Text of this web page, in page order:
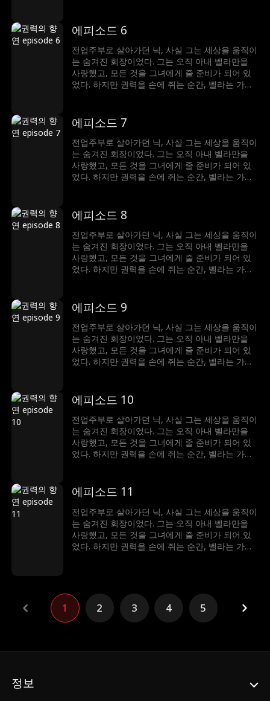
나였다는 것. 아무도 그의 정체를 믿지 않던 그 순
간, 그는 세상을 뒤흔들 단 하나의 반전을 준비한
다. 사랑도, 권력도... 이제 진짜 주인을 찾아간다.
에피소드 6
전업주부로 살아가던 닉, 사실 그는 세상을 움직이
는 숨겨진 회장이었다. 그는 오직 아내 벨라만을
사랑했고, 모든 것을 그녀에게 줄 준비가 되어 있
었다. 하지만 권력을 손에 쥐는 순간, 벨라는 가장
나였다는 것. 아무도 그의 정체를 믿지 않던 그 순
간, 그는 세상을 뒤흔들 단 하나의 반전을 준비한
다. 사랑도, 권력도... 이제 진짜 주인을 찾아간다.
에피소드 7
전업주부로 살아가던 닉, 사실 그는 세상을 움직이
는 숨겨진 회장이었다. 그는 오직 아내 벨라만을
사랑했고, 모든 것을 그녀에게 줄 준비가 되어 있
었다. 하지만 권력을 손에 쥐는 순간, 벨라는 가장
나였다는 것. 아무도 그의 정체를 믿지 않던 그 순
간, 그는 세상을 뒤흔들 단 하나의 반전을 준비한
다. 사랑도, 권력도... 이제 진짜 주인을 찾아간다.
에피소드 8
전업주부로 살아가던 닉, 사실 그는 세상을 움직이
는 숨겨진 회장이었다. 그는 오직 아내 벨라만을
사랑했고, 모든 것을 그녀에게 줄 준비가 되어 있
었다. 하지만 권력을 손에 쥐는 순간, 벨라는 가장
나였다는 것. 아무도 그의 정체를 믿지 않던 그 순
간, 그는 세상을 뒤흔들 단 하나의 반전을 준비한
다. 사랑도, 권력도... 이제 진짜 주인을 찾아간다.
에피소드 9
전업주부로 살아가던 닉, 사실 그는 세상을 움직이
는 숨겨진 회장이었다. 그는 오직 아내 벨라만을
사랑했고, 모든 것을 그녀에게 줄 준비가 되어 있
었다. 하지만 권력을 손에 쥐는 순간, 벨라는 가장
나였다는 것. 아무도 그의 정체를 믿지 않던 그 순
간, 그는 세상을 뒤흔들 단 하나의 반전을 준비한
다. 사랑도, 권력도... 이제 진짜 주인을 찾아간다.
에피소드 10
전업주부로 살아가던 닉, 사실 그는 세상을 움직이
는 숨겨진 회장이었다. 그는 오직 아내 벨라만을
사랑했고, 모든 것을 그녀에게 줄 준비가 되어 있
었다. 하지만 권력을 손에 쥐는 순간, 벨라는 가장
나였다는 것. 아무도 그의 정체를 믿지 않던 그 순
간, 그는 세상을 뒤흔들 단 하나의 반전을 준비한
다. 사랑도, 권력도... 이제 진짜 주인을 찾아간다.
에피소드 11
전업주부로 살아가던 닉, 사실 그는 세상을 움직이
는 숨겨진 회장이었다. 그는 오직 아내 벨라만을
사랑했고, 모든 것을 그녀에게 줄 준비가 되어 있
었다. 하지만 권력을 손에 쥐는 순간, 벨라는 가장
간, 그는 세상을 뒤흔들 단 하나의 반전을 준비한
다. 사랑도, 권력도... 이제 진짜 주인을 찾아간다.
1 2 3 4 5
정보